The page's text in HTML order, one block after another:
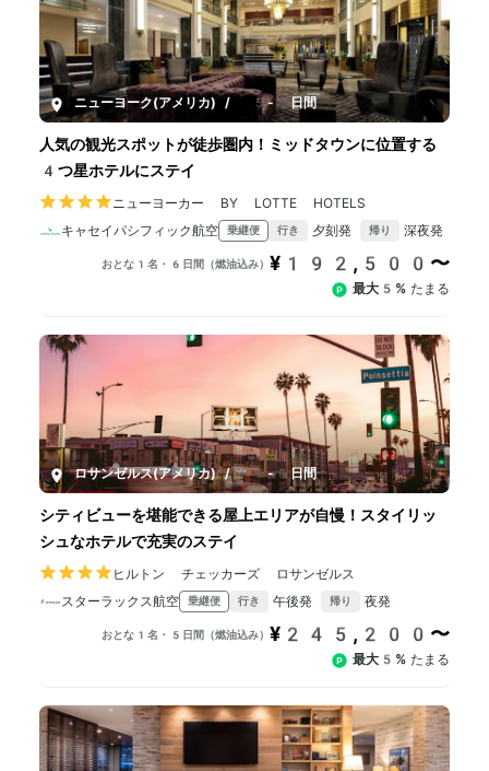
ニューヨーク(アメリカ) / 5-8日間
人気の観光スポットが徒歩圏内！ミッドタウンに位置する
4つ星ホテルにステイ
ニューヨーカー BY LOTTE HOTELS
キャセイパシフィック航空
乗継便 行き 夕刻発 帰り 深夜発
おとな1名・6日間（燃油込み） ¥192,500〜
最大5% たまる
ロサンゼルス(アメリカ) / 5-8日間
シティビューを堪能できる屋上エリアが自慢！スタイリッ
シュなホテルで充実のステイ
ヒルトン チェッカーズ ロサンゼルス
スターラックス航空
乗継便 行き 午後発 帰り 夜発
おとな1名・5日間（燃油込み） ¥245,200〜
最大5% たまる